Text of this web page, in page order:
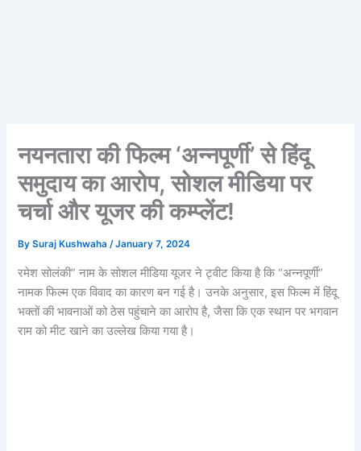
नयनतारा की फिल्म ‘अन्नपूर्णी’ से हिंदू
समुदाय का आरोप, सोशल मीडिया पर
चर्चा और यूजर की कम्प्लेंट!
BySuraj Kushwaha/January 7, 2024
रमेश सोलंकी” नाम के सोशल मीडिया यूजर ने ट्वीट किया है कि “अन्नपूर्णी”
नामक फिल्म एक विवाद का कारण बन गई है। उनके अनुसार, इस फिल्म में हिंदू
भक्तों की भावनाओं को ठेस पहुंचाने का आरोप है, जैसा कि एक स्थान पर भगवान
राम को मीट खाने का उल्लेख किया गया है।